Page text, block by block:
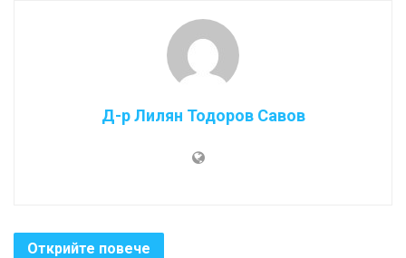
Д-р Лилян Тодоров Савов
Открийте повече